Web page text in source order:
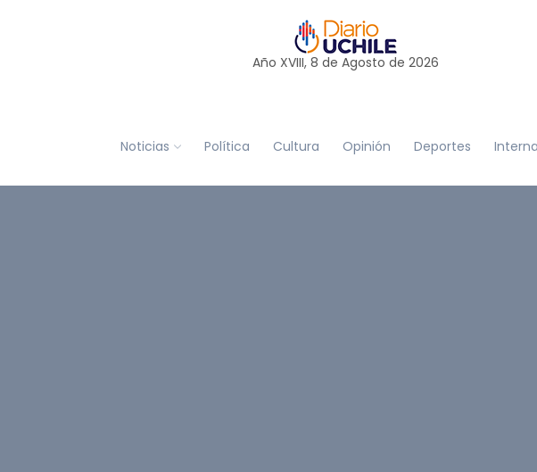
Año XVIII, 8 de Agosto de 2026
Noticias Política Cultura Opinión Deportes